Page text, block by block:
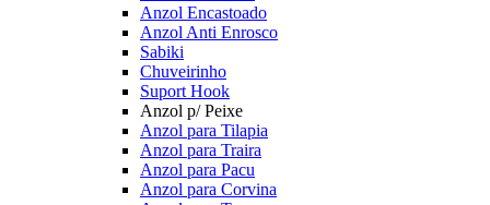
Anzol Encastoado
Anzol Anti Enrosco
Sabiki
Chuveirinho
Suport Hook
Anzol p/ Peixe
Anzol para Tilapia
Anzol para Traira
Anzol para Pacu
Anzol para Corvina